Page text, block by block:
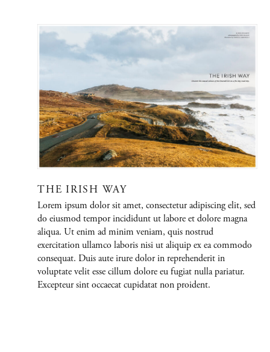
PORTFOLIO
Graphic Design
Creative / Art Direction
Film
Immersive Design
ABOUT
CONTACT
THE IRISH WAY
Lorem ipsum dolor sit amet, consectetur adipiscing elit, sed
do eiusmod tempor incididunt ut labore et dolore magna
aliqua. Ut enim ad minim veniam, quis nostrud
exercitation ullamco laboris nisi ut aliquip ex ea commodo
consequat. Duis aute irure dolor in reprehenderit in
voluptate velit esse cillum dolore eu fugiat nulla pariatur.
Excepteur sint occaecat cupidatat non proident.